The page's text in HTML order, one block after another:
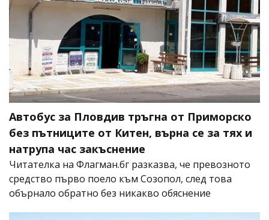
Автобус за Пловдив тръгна от Приморско
без пътниците от Китен, върна се за тях и
натрупа час закъснение
Читателка на Флагман.бг разказва, че превозното
средство първо поело към Созопол, след това
обърнало обратно без никакво обяснение